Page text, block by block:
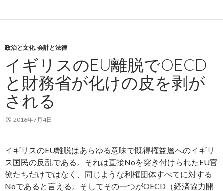
政治と文化, 会計と法律
イギリスのEU離脱でOECD
と財務省が化けの皮を剥が
される
2016年7月4日
イギリスのEU離脱はあらゆる意味で既得権益層へのイギリ
ス国民の反乱である。それは直接Noを突き付けられたEU官
僚たちだけではなく、同じような利権団体すべてに対する
Noであると言える。そしてその一つがOECD（経済協力開